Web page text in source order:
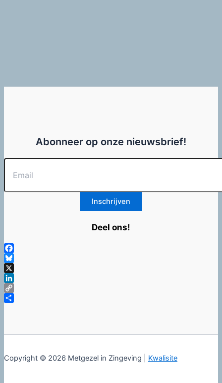
Abonneer op onze nieuwsbrief!
Deel ons!
Copyright © 2026 Metgezel in Zingeving | Kwalisite